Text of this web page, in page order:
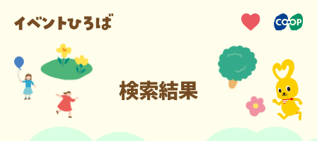
検索結果